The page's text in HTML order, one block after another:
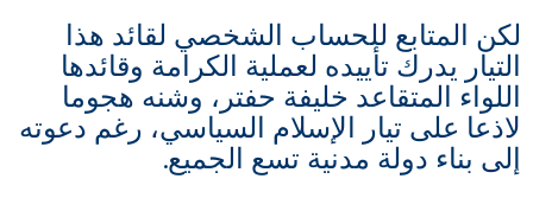
لكن المتابع للحساب الشخصي لقائد هذا
التيار يدرك تأييده لعملية الكرامة وقائدها
اللواء المتقاعد خليفة حفتر، وشنه هجوما
لاذعا على تيار الإسلام السياسي، رغم دعوته
إلى بناء دولة مدنية تسع الجميع.